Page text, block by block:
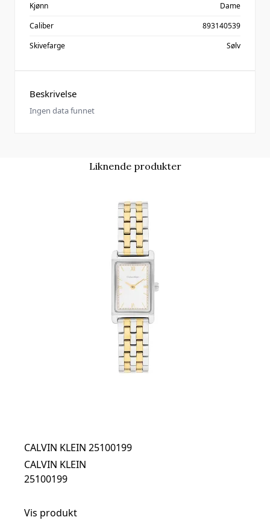
Beskrivelse
Ingen data funnet
Kjønn
Dame
Caliber
893140539
Skivefarge
Sølv
Liknende produkter
CALVIN KLEIN 25100199
CALVIN KLEIN
25100199
Vis produkt